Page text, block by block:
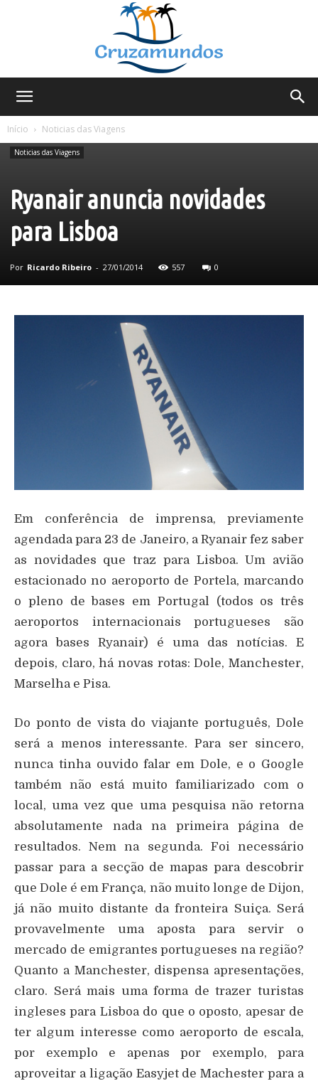
Início
Noticias das Viagens
Noticias das Viagens
Ryanair anuncia novidades
para Lisboa
Por Ricardo Ribeiro - 27/01/2014 557 0
Em conferência de imprensa, previamente
agendada para 23 de Janeiro, a Ryanair fez saber
as novidades que traz para Lisboa. Um avião
estacionado no aeroporto de Portela, marcando
o pleno de bases em Portugal (todos os três
aeroportos internacionais portugueses são
agora bases Ryanair) é uma das notícias. E
depois, claro, há novas rotas: Dole, Manchester,
Marselha e Pisa.
Do ponto de vista do viajante português, Dole
será a menos interessante. Para ser sincero,
nunca tinha ouvido falar em Dole, e o Google
também não está muito familiarizado com o
local, uma vez que uma pesquisa não retorna
absolutamente nada na primeira página de
resultados. Nem na segunda. Foi necessário
passar para a secção de mapas para descobrir
que Dole é em França, não muito longe de Dijon,
já não muito distante da fronteira Suiça. Será
provavelmente uma aposta para servir o
mercado de emigrantes portugueses na região?
Quanto a Manchester, dispensa apresentações,
claro. Será mais uma forma de trazer turistas
ingleses para Lisboa do que o oposto, apesar de
ter algum interesse como aeroporto de escala,
por exemplo e apenas por exemplo, para
aproveitar a ligação Easyjet de Machester para a